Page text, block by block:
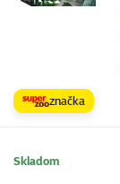
značka
Skladom